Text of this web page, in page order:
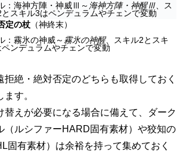
：海神方陣・神威Ⅲ～ 海神方陣・神醒Ⅲ 、ス
とスキル3はペンデュラムやチェンで変動
定の杖 （神終末）
：霧氷の神威～ 霧氷の神醒、スキル2とスキ
ペンデュラムやチェンで変動
拒絶・絶対否定のどちらも取得しておく
す。
替えが必要になる場合に備えて、ダーク
（ルシファーHARD固有素材）や狡知の
固有素材）は余裕を持って集めておく